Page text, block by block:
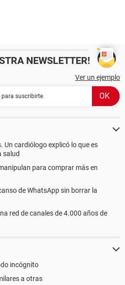
NEWSLETTER!
Ver un ejemplo
Un cardiólogo explicó lo que es
salud
para comprar más en
de WhatsApp sin borrar la
red de canales de 4.000 años de
incógnito
a otras